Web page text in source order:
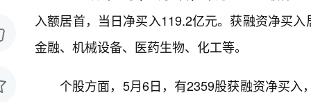
入额居首，当日净买入119.2亿元。获融资净买
金融、机械设备、医药生物、化工等。
个股方面，5月6日，有2359股获融资净买